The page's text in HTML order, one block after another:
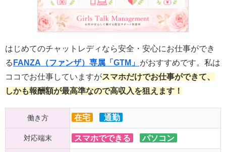
はじめてのチャットレディなら安全・安心にお仕事ができ
る FANZA（ファンザ）専属「GTM」 がおすすめです。私は
ココでお仕事していますがスマホだけでお仕事ができて、
しかも報酬額が最高準なので高収入を狙えます！
働き方 在宅 通勤
対応端末 スマホでできる パソコン